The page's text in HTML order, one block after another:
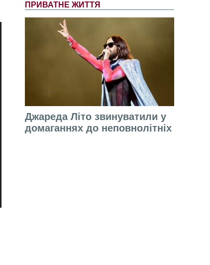
ПРИВАТНЕ ЖИТТЯ
Джареда Літо звинуватили у
домаганнях до неповнолітніх